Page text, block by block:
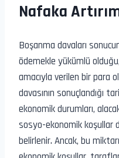
Nafaka
Boşanma davaları
ödemekle yükümlü
amacıyla verilen bir para
davasının sonuçlandığı
ekonomik durumları,
sosyo-ekonomik koşullar
belirlenir. Ancak, bu